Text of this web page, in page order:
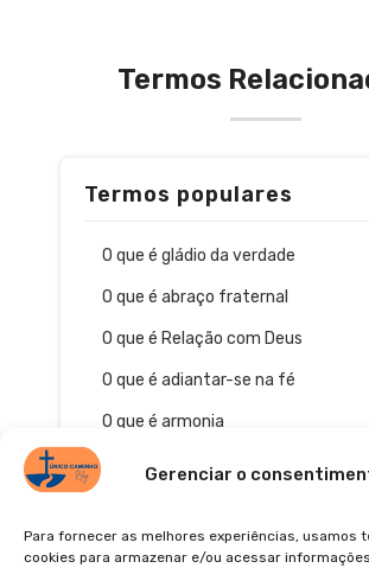
Gerenciar o
Para fornecer as melhores experiências, usamos
cookies para armazenar e/ou acessar
Termos
Termos populares
O que é gládio da verdade
O que é abraço fraternal
O que é Relação com Deus
O que é adiantar-se na fé
O que é armonia